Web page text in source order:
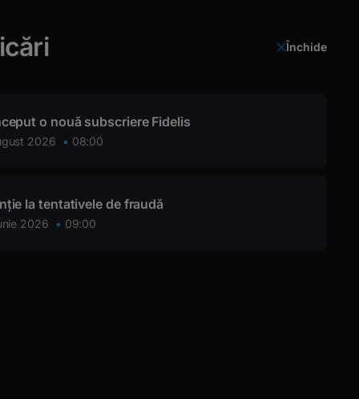
Login
Închide
o nouă subscriere Fidelis
2026 08:00
la tentativele de fraudă
2026 09:00